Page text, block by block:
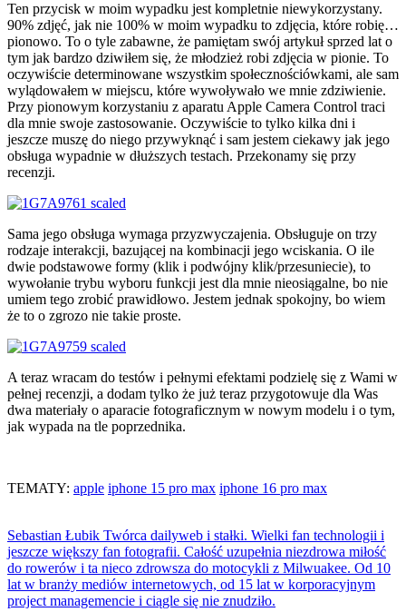
Ten przycisk w moim wypadku jest kompletnie niewykorzystany.
90% zdjęć, jak nie 100% w moim wypadku to zdjęcia, które robię…
pionowo. To o tyle zabawne, że pamiętam swój artykuł sprzed lat o
tym jak bardzo dziwiłem się, że młodzież robi zdjęcia w pionie. To
oczywiście determinowane wszystkim społecznościówkami, ale sam
wylądowałem w miejscu, które wywoływało we mnie zdziwienie.
Przy pionowym korzystaniu z aparatu Apple Camera Control traci
dla mnie swoje zastosowanie. Oczywiście to tylko kilka dni i
jeszcze muszę do niego przywyknąć i sam jestem ciekawy jak jego
obsługa wypadnie w dłuższych testach. Przekonamy się przy
recenzji.
Sama jego obsługa wymaga przyzwyczajenia. Obsługuje on trzy
rodzaje interakcji, bazującej na kombinacji jego wciskania. O ile
dwie podstawowe formy (klik i podwójny klik/przesuniecie), to
wywołanie trybu wyboru funkcji jest dla mnie nieosiągalne, bo nie
umiem tego zrobić prawidłowo. Jestem jednak spokojny, bo wiem
że to o zgrozo nie takie proste.
A teraz wracam do testów i pełnymi efektami podzielę się z Wami w
pełnej recenzji, a dodam tylko że już teraz przygotowuje dla Was
dwa materiały o aparacie fotograficznym w nowym modelu i o tym,
jak wypada na tle poprzednika.
TEMATY: apple iphone 15 pro max iphone 16 pro max
Sebastian Łubik Twórca dailyweb i stałki. Wielki fan technologii i
jeszcze większy fan fotografii. Całość uzupełnia niezdrowa miłość
do rowerów i ta nieco zdrowsza do motocykli z Milwuakee. Od 10
lat w branży mediów internetowych, od 15 lat w korporacyjnym
project managemencie i ciągle się nie znudziło.